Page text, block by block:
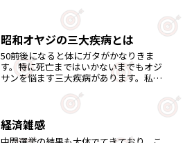
昭和オヤジの三大疾病とは
50前後になると体にガタがかなりきま
す。特に死亡まではいかないまでもオジ
サンを悩ます三大疾病があります。私な
ている方は参考あれ。
経済雑感